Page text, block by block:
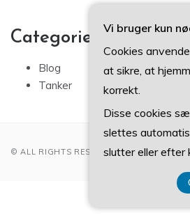
Categories
Blog
Tanker
© ALL RIGHTS RESERVED 2022
Vi bruger kun
Cookies
at sikre, at
korrekt.
Disse cookies
slettes
slutter eller efter